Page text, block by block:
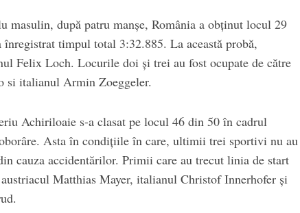
masulin, după patru manşe, România a obţinut locul 29
timpul total 3:32.885. La această probă,
Felix Loch. Locurile doi şi trei au fost ocupate de către
si italianul Armin Zoeggeler.
Achiriloaie s-a clasat pe locul 46 din 50 în cadrul
Asta în condiţiile în care, ultimii trei sportivi nu au
cauza accidentărilor. Primii care au trecut linia de start
austriacul Matthias Mayer, italianul Christof Innerhofer şi